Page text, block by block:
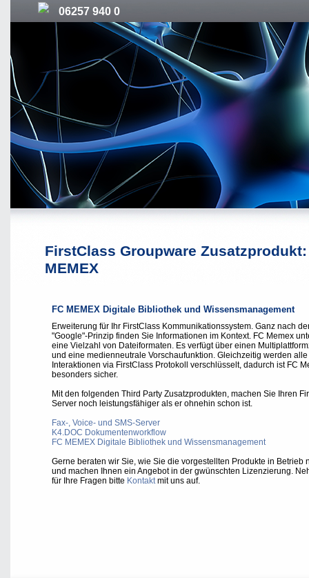
06257 940 0
FirstClass Groupware Zusatzprodukt:
MEMEX
FC MEMEX Digitale Bibliothek und Wissensmanagement
Erweiterung für Ihr FirstClass Kommunikationssystem. Ganz nach
"Google"-Prinzip finden Sie Informationen im Kontext. FC Memex
eine Vielzahl von Dateiformaten. Es verfügt über einen
und eine medienneutrale Vorschaufunktion. Gleichzeitig werden alle
Interaktionen via FirstClass Protokoll verschlüsselt, dadurch ist FC
besonders sicher.
Mit den folgenden Third Party Zusatzprodukten, machen Sie Ihren
Server noch leistungsfähiger als er ohnehin schon ist.
Fax-, Voice- und SMS-Server
K4.DOC Dokumentenworkflow
FC MEMEX Digitale Bibliothek und Wissensmanagement
Gerne beraten wir Sie, wie Sie die vorgestellten Produkte in Betrieb
und machen Ihnen ein Angebot in der gwünschten Lizenzierung.
für Ihre Fragen bitte Kontaktmit uns auf.